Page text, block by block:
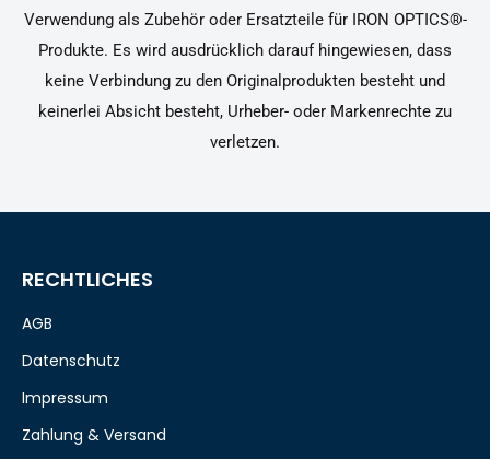
Verwendung als Zubehör oder Ersatzteile für IRON OPTICS®-
Produkte. Es wird ausdrücklich darauf hingewiesen, dass
keine Verbindung zu den Originalprodukten besteht und
keinerlei Absicht besteht, Urheber- oder Markenrechte zu
verletzen.
RECHTLICHES
AGB
Datenschutz
Impressum
Zahlung & Versand